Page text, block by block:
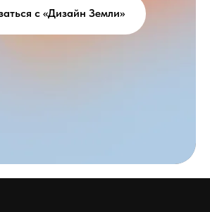
с «Дизайн Земли»